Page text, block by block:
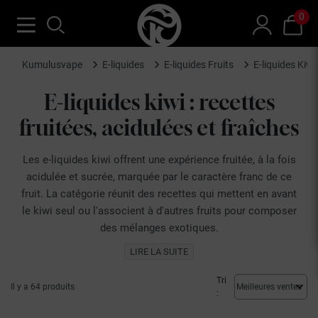
0
Kumulusvape E-liquides E-liquides Fruits E-liquides Kiwi
E-liquides kiwi : recettes
fruitées, acidulées et fraîches
Les e-liquides kiwi offrent une expérience fruitée, à la fois
acidulée et sucrée, marquée par le caractère franc de ce
fruit. La catégorie réunit des recettes qui mettent en avant
le kiwi seul ou l'associent à d'autres fruits pour composer
des mélanges exotiques.
Le kiwi couvre un spectre allant du doux et sucré au plus vif
et acidulé. Seul, il restitue un fruit franc et juteux, à l'acidité
LIRE LA SUITE
Il y a 64 produits
Tri
: